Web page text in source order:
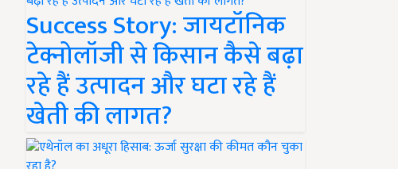
Success Story: जायटॉनिक
टेक्नोलॉजी से किसान कैसे बढ़ा
रहे हैं उत्पादन और घटा रहे हैं
खेती की लागत?